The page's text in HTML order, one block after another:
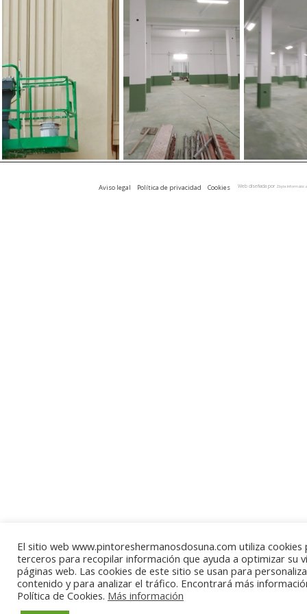
Aviso legal Política de privacidad Cookies Web diseñada por Zbyte Informática
El sitio web www.pintoreshermanosdosuna.com utiliza cookies
terceros para recopilar información que ayuda a optimizar su
páginas web. Las cookies de este sitio se usan para
contenido y para analizar el tráfico. Encontrará más
Política de Cookies. Más información